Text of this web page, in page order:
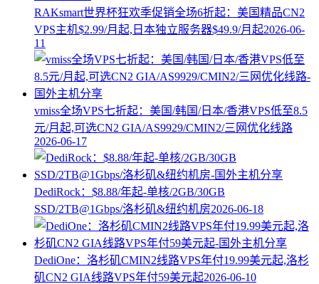
RAKsmart世界杯狂欢季促销全场6折起：美国精品CN2
VPS主机$2.99/月起,日本独立服务器$49.9/月起2026-06-
11
vmiss全场VPS七折起：美国/韩国/日本/香港VPS低至8.5
元/月起,可选CN2 GIA/AS9929/CMIN2/三网优化线路
2026-06-17
DediRock：$8.88/年起-单核/2GB/30GB
SSD/2TB@1Gbps/洛杉矶&纽约机房2026-06-18
DediOne：洛杉矶CMIN2线路VPS年付19.99美元起,洛杉
矶CN2 GIA线路VPS年付59美元起2026-06-10